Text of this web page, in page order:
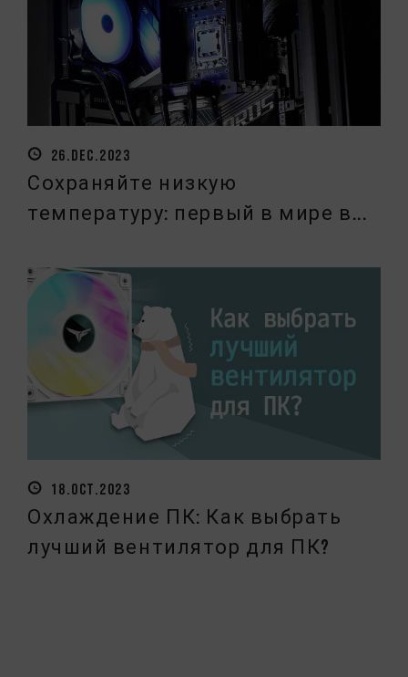
26.DEC.2023
Сохраняйте низкую
температуру: первый в мире в...
18.OCT.2023
Охлаждение ПК: Как выбрать
лучший вентилятор для ПК?